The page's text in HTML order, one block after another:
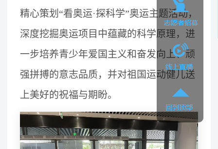
精心策划“看奥运·探科学”奥运主题活动，
深度挖掘奥运项目中蕴藏的科学原理，进
一步培养青少年爱国主义和奋发向上、顽
强拼搏的意志品质，并对祖国运动健儿送
上美好的祝福与期盼。